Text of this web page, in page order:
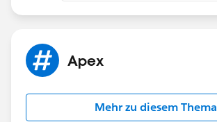
Apex
Mehr zu diesem Thema